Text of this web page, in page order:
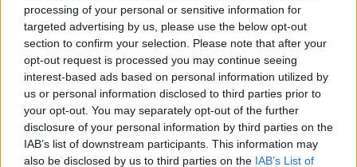
processing of your personal or sensitive information for
targeted advertising by us, please use the below opt-out
section to confirm your selection. Please note that after your
opt-out request is processed you may continue seeing
interest-based ads based on personal information utilized by
us or personal information disclosed to third parties prior to
your opt-out. You may separately opt-out of the further
disclosure of your personal information by third parties on the
IAB’s list of downstream participants. This information may
also be disclosed by us to third parties on the IAB’s List of